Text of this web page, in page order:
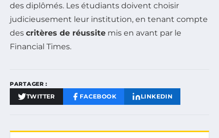
des diplômés. Les étudiants doivent choisir
judicieusement leur institution, en tenant compte
des critères de réussite mis en avant par le
Financial Times.
PARTAGER :
TWITTER FACEBOOK LINKEDIN